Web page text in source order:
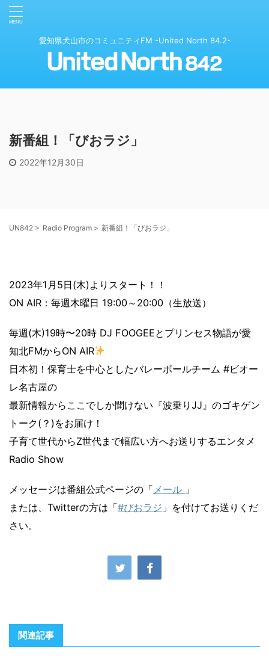
愛知県犬山市のコミュニティFM -United North 84.2-
新番組！「びおラジ」
2022年12月30日
UN842 > Radio Program > 新番組！「びおラジ」
2023年1月5日(木)よりスタート！！
ON AIR：毎週木曜日 19:00～20:00（生放送）
毎週(木)19時〜20時 DJ FOOGEEとプリンセス物語が愛
知北FMからON AIR
日本初！保育士を中心としたバレーボールチーム #ビオー
レ名古屋の
最新情報からここでしか聞けない『波乗りJJ』のゴキゲン
トーク(？)をお届け！
子育て世代からZ世代まで幅広い方へお送りするエンタメ
Radio Show
メッセージは番組公式ページの「メール 」
または、Twitterの方は「#びおラジ 」を付けてお送りくだ
さい。
関連記事